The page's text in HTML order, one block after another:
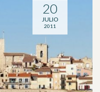
20
JULIO
2011